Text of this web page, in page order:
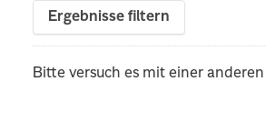
Ergebnisse filtern
Bitte versuch es mit einer anderen